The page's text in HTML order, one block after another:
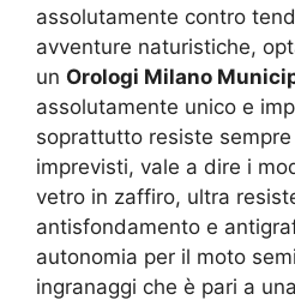
assolutamente contro
avventure naturistiche,
un Orologi Milano
assolutamente unico e
soprattutto resiste
imprevisti, vale a dire i
vetro in zaffiro, ultra
antisfondamento e
autonomia per il moto
ingranaggi che è pari a